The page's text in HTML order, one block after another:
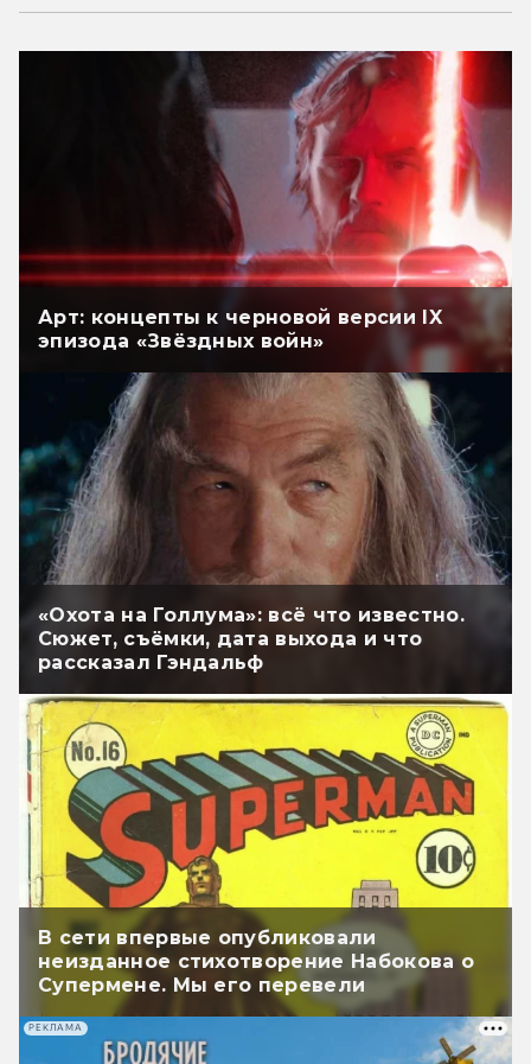
Арт: концепты к черновой версии IX
эпизода «Звёздных войн»
«Охота на Голлума»: всё что известно.
Сюжет, съёмки, дата выхода и что
рассказал Гэндальф
В сети впервые опубликовали
неизданное стихотворение Набокова о
Супермене. Мы его перевели
РЕКЛАМА